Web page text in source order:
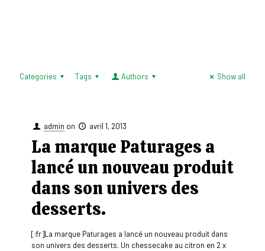
Categories Tags Authors Show all
admin on avril 1, 2013
La marque Paturages a
lancé un nouveau produit
dans son univers des
desserts.
[:fr]La marque Paturages a lancé un nouveau produit dans
son univers des desserts. Un chessecake au citron en 2 x